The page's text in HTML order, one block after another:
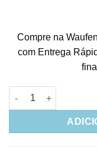
Compre na
com Entrega
Brinco de Argola